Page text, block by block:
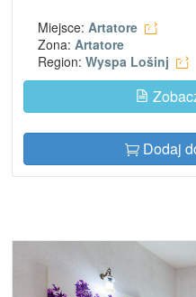
Miejsce: Artatore
Zona: Artatore
Region: Wyspa Lošinj
Dodaj